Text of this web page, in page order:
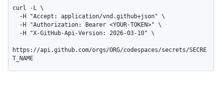
curl -L \
https://api.github.com/orgs/ORG/codespaces/secrets/SECRE
T_NAME